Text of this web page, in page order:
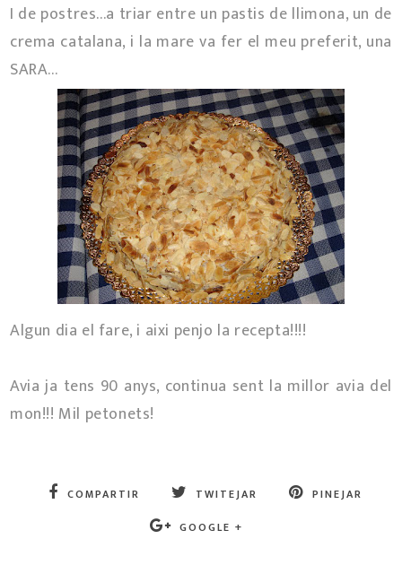
I de postres...a triar entre un pastis de llimona, un de
crema catalana, i la mare va fer el meu preferit, una
SARA...
Algun dia el fare, i aixi penjo la recepta!!!!
Avia ja tens 90 anys, continua sent la millor avia del
mon!!! Mil petonets!
COMPARTIR TWITEJAR
PINEJAR
GOOGLE +